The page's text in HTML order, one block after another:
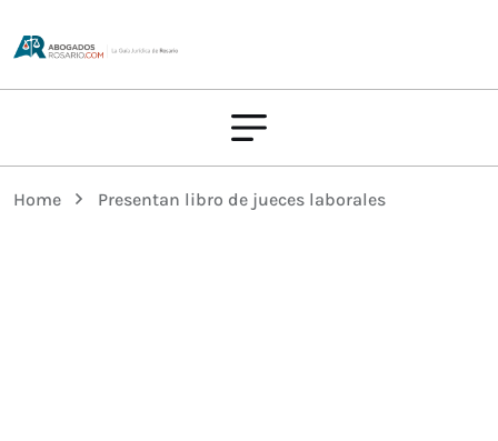
Home Presentan libro de jueces laborales